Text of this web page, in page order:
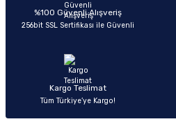
Ürün bilgilerinde hatalar bulunuyor.
Ürün fiyatı diğer sitelerden daha pahalı.
%100 Güvenli Alışveriş
256bit SSL Sertifikası ile Güvenli
Kargo Teslimat
Tüm Türkiye’ye Kargo!